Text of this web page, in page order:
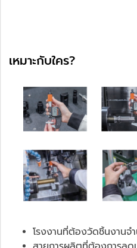
เหมาะกับใคร?
โรงงานที่ต้องวัดชิ้นงานจ